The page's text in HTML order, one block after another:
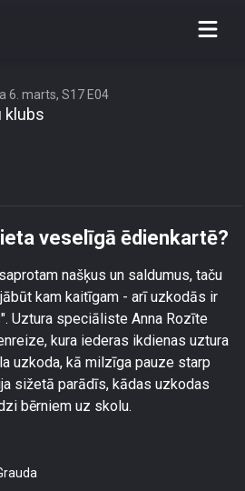
ir vieta veselīgā
6. marts, S17 E04
klubs
veselīgā ēdienkartē?
našķus un saldumus, taču
kam kaitīgam - arī uzkodās ir
Uztura speciāliste Anna Rozīte
kura iederas ikdienas uztura
uzkoda, kā milzīga pauze starp
sižetā parādīs, kādas uzkodas
bērniem uz skolu.